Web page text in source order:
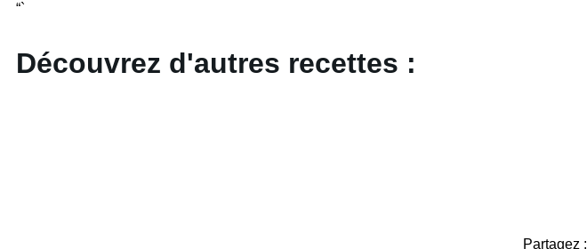
“`
Découvrez d'autres recettes :
Partagez :